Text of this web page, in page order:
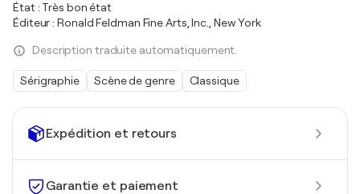
Expédition et retours
Garantie et paiement
État : Très bon état
Éditeur : Ronald Feldman Fine Arts, Inc., New York
Description traduite automatiquement.
Sérigraphie Scène de genre Classique